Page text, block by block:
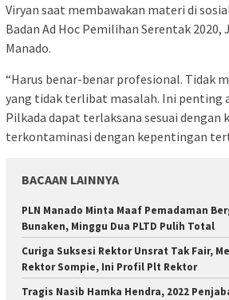
Viryan saat membawakan materi di
Badan Ad Hoc Pemilihan Serentak 2020,
Manado.
“Harus benar-benar profesional. Tidak
yang tidak terlibat masalah. Ini penting
Pilkada dapat terlaksana sesuai dengan
terkontaminasi dengan kepentingan
BACAAN LAINNYA
PLN Manado Minta Maaf Pemadaman
Bunaken, Minggu Dua PLTD Pulih Total
Curiga Suksesi Rektor Unsrat Tak Fair,
Rektor Sompie, Ini Profil Plt Rektor
Tragis Nasib Hamka Hendra, 2022